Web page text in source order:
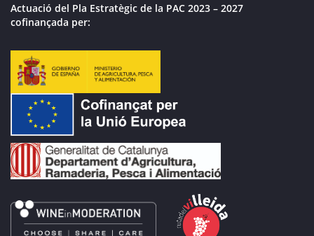
Actuació del Pla Estratègic de la PAC 2023 – 2027
cofinançada per: